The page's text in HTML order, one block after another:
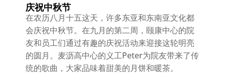
庆祝中秋节
在农历八月十五这天，许多东亚和东南亚文化都
会庆祝中秋节。在九月的第二周，颐康中心的院
友和员工们通过有趣的庆祝活动来迎接这轮明亮
的圆月。麦沥高中心的义工Peter为院友带来了传
统的歌曲，大家品味着甜美的月饼和暖茶。